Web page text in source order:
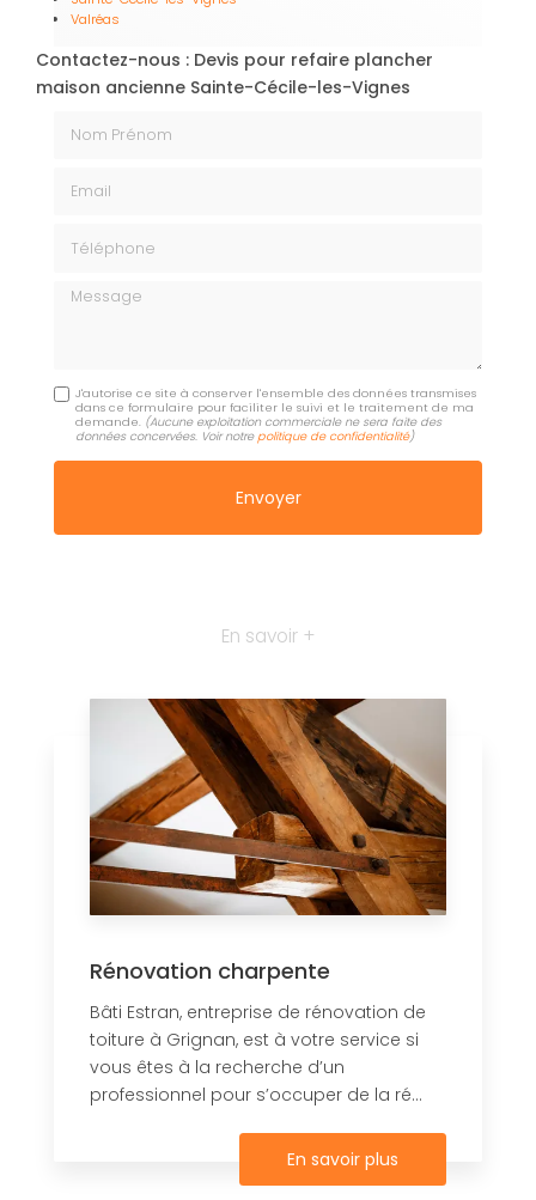
Valréas
Contactez-nous : Devis pour refaire plancher
maison ancienne Sainte-Cécile-les-Vignes
Nom Prénom
Email
Téléphone
Message
J'autorise ce site à conserver l'ensemble des données transmises
dans ce formulaire pour faciliter le suivi et le traitement de ma
demande. (Aucune exploitation commerciale ne sera faite des
données concervées. Voir notrepolitique de confidentialité)
En savoir +
Rénovation charpente
Bâti Estran, entreprise de rénovation de
toiture à Grignan, est à votre service si
vous êtes à la recherche d’un
professionnel pour s’occuper de la ré...
En savoir plus